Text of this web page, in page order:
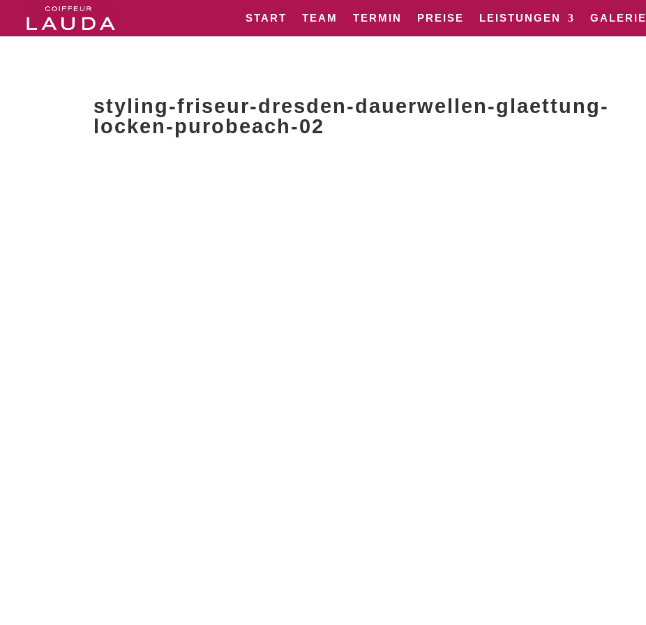
START TEAM TERMIN PREISE LEISTUNGEN GALERIE
styling-friseur-dresden-dauerwellen-glaettung-
locken-purobeach-02